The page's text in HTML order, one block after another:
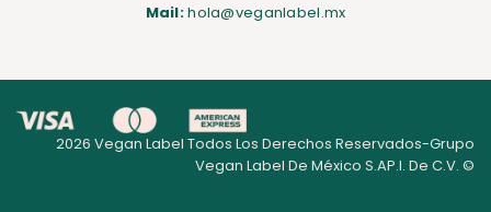
Mail:hola@veganlabel.mx
2026 Vegan Label Todos Los Derechos Reservados-Grupo
Vegan Label De México S.AP.I. De C.V. ©